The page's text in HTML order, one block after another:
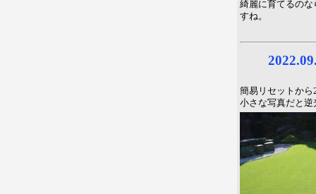
綺麗に育てるの
すね。
簡易リセットから
小さな写真だと